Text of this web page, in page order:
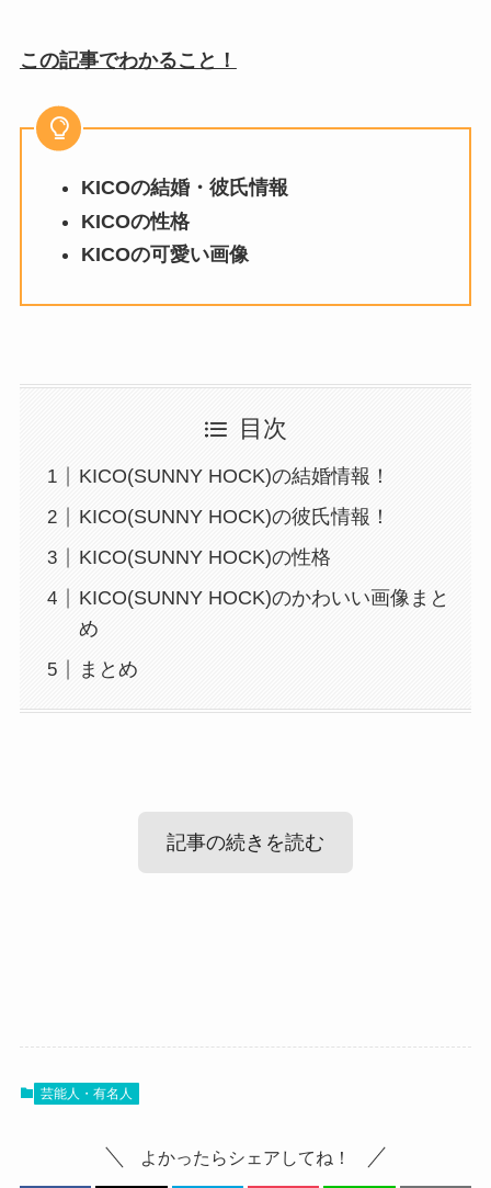
この記事でわかること！
KICOの結婚・彼氏情報
KICOの性格
KICOの可愛い画像
目次
KICO(SUNNY HOCK)の結婚情報！
KICO(SUNNY HOCK)の彼氏情報！
KICO(SUNNY HOCK)の性格
KICO(SUNNY HOCK)のかわいい画像まと
め
まとめ
記事の続きを読む
う情報はありませんでした。
KICOさんが結婚しているという情報はまだありま
か？
もアクティブに行動できるタイプだと思われま
芸能人・有名人
よかったらシェアしてね！